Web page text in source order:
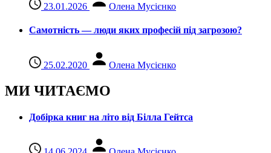
23.01.2026 Олена Мусієнко
Самотність — люди яких професій під загрозою?
25.02.2020 Олена Мусієнко
МИ ЧИТАЄМО
Добірка книг на літо від Білла Гейтса